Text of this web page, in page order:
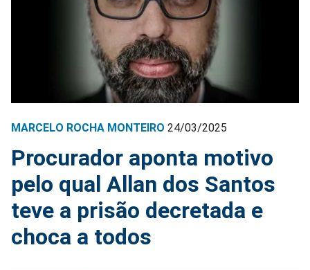
MARCELO ROCHA MONTEIRO 24/03/2025
Procurador aponta motivo
pelo qual Allan dos Santos
teve a prisão decretada e
choca a todos